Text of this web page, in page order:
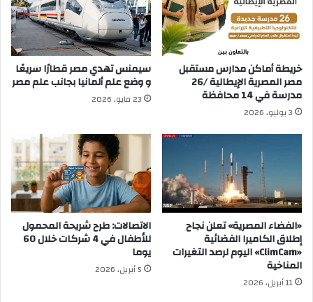
خريطة أماكن مدارس مستقبل
مصر المصرية الإيطالية /26
مدرسة في 14 محافظة
3 يوليو، 2026
سيمنس تهدي مصر قطارًا سريعًا
و وضع علم ألمانيا بجانب علم مصر
23 مايو، 2026
«الفضاء المصرية» تعلن نجاح
إطلاق الكاميرا الفضائية
«ClimCam» اليوم لرصد التغيرات
المناخية
11 أبريل، 2026
الاتصالات: طرح شريحة المحمول
للأطفال في 4 شركات خلال 60
يوما
5 أبريل، 2026